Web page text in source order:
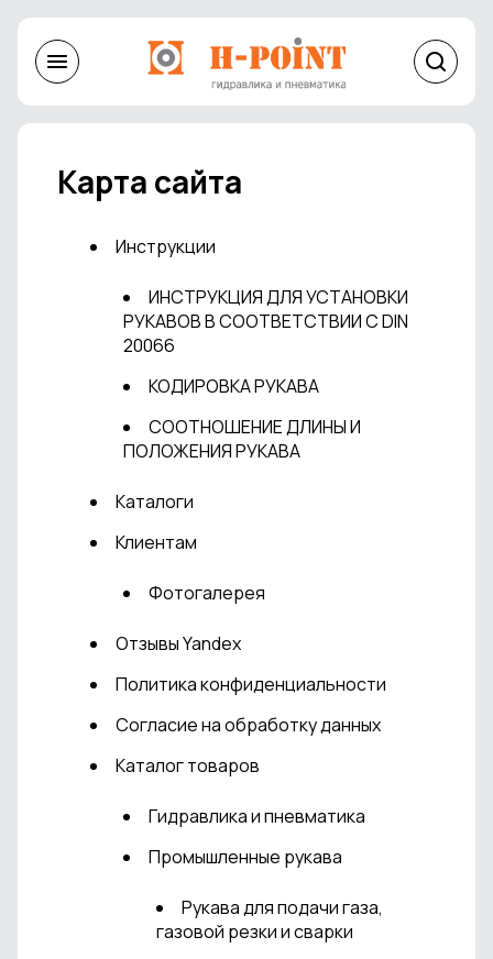
Карта сайта
Инструкции
ИНСТРУКЦИЯ ДЛЯ УСТАНОВКИ
РУКАВОВ В СООТВЕТСТВИИ С DIN
20066
КОДИРОВКА РУКАВА
СООТНОШЕНИЕ ДЛИНЫ И
ПОЛОЖЕНИЯ РУКАВА
Каталоги
Клиентам
Фотогалерея
Отзывы Yandex
Политика конфиденциальности
Согласие на обработку данных
Каталог товаров
Гидравлика и пневматика
Промышленные рукава
Рукава для подачи газа,
газовой резки и сварки